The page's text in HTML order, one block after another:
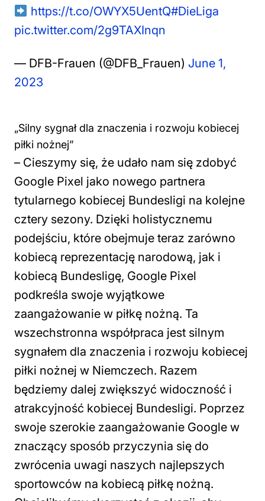
https://t.co/OWYX5UentQ#DieLiga
pic.twitter.com/2g9TAXInqn
— DFB-Frauen (@DFB_Frauen) June 1,
2023
„Silny sygnał dla znaczenia i rozwoju kobiecej
piłki nożnej”
– Cieszymy się, że udało nam się zdobyć
Google Pixel jako nowego partnera
tytularnego kobiecej Bundesligi na kolejne
cztery sezony. Dzięki holistycznemu
podejściu, które obejmuje teraz zarówno
kobiecą reprezentację narodową, jak i
kobiecą Bundesligę, Google Pixel
podkreśla swoje wyjątkowe
zaangażowanie w piłkę nożną. Ta
wszechstronna współpraca jest silnym
sygnałem dla znaczenia i rozwoju kobiecej
piłki nożnej w Niemczech. Razem
będziemy dalej zwiększyć widoczność i
atrakcyjność kobiecej Bundesligi. Poprzez
swoje szerokie zaangażowanie Google w
znaczący sposób przyczynia się do
zwrócenia uwagi naszych najlepszych
sportowców na kobiecą piłkę nożną.